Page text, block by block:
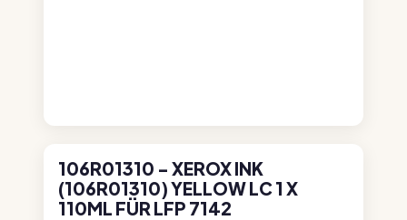
106R01310 - XEROX INK
(106R01310) YELLOW LC 1 X
110ML FÜR LFP 7142